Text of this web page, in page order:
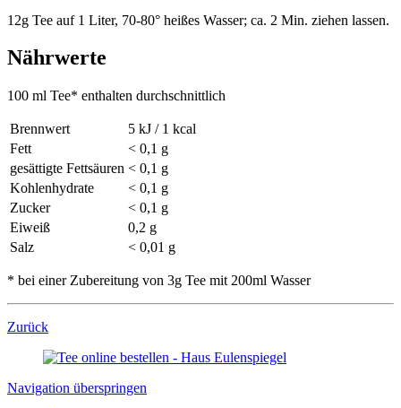
12g Tee auf 1 Liter, 70-80° heißes Wasser; ca. 2 Min. ziehen lassen.
Nährwerte
100 ml Tee* enthalten durchschnittlich
Brennwert
5 kJ / 1 kcal
Fett
< 0,1 g
gesättigte Fettsäuren < 0,1 g
Kohlenhydrate
< 0,1 g
Zucker
< 0,1 g
Eiweiß
0,2 g
Salz
< 0,01 g
* bei einer Zubereitung von 3g Tee mit 200ml Wasser
Zurück
Navigation überspringen